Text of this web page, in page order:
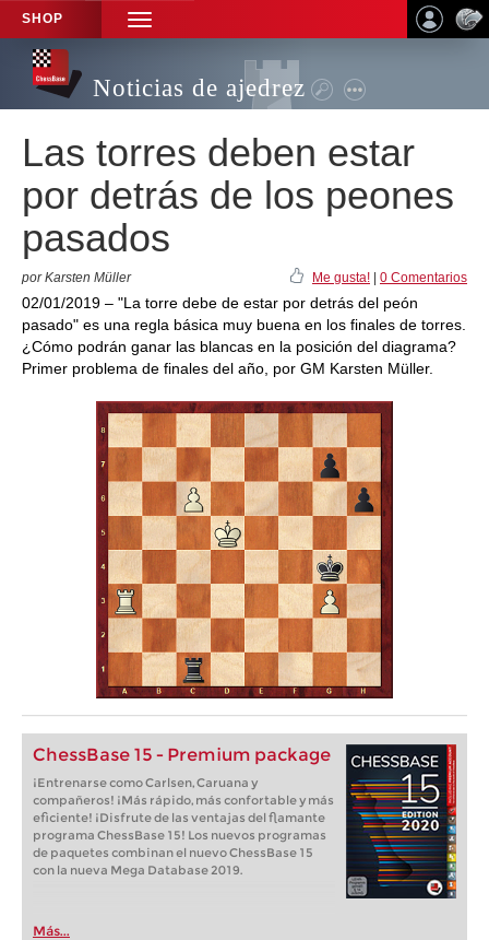
SHOP
TOGGLE
NAVIGATION
Noticias de ajedrez
Las torres deben estar
por detrás de los peones
pasados
por Karsten Müller Me gusta! 0 Comentarios
02/01/2019 – "La torre debe de estar por detrás del peón
pasado" es una regla básica muy buena en los finales de torres.
¿Cómo podrán ganar las blancas en la posición del diagrama?
Primer problema de finales del año, por GM Karsten Müller.
ChessBase 15 - Premium package
¡Entrenarse como Carlsen, Caruana y
compañeros! ¡Más rápido, más confortable y más
eficiente! ¡Disfrute de las ventajas del flamante
programa ChessBase 15! Los nuevos programas
de paquetes combinan el nuevo ChessBase 15
con la nueva Mega Database 2019.
Más...